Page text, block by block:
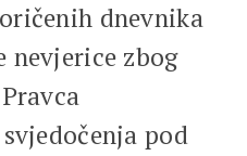
dnevnika
nevjerice zbog
pod